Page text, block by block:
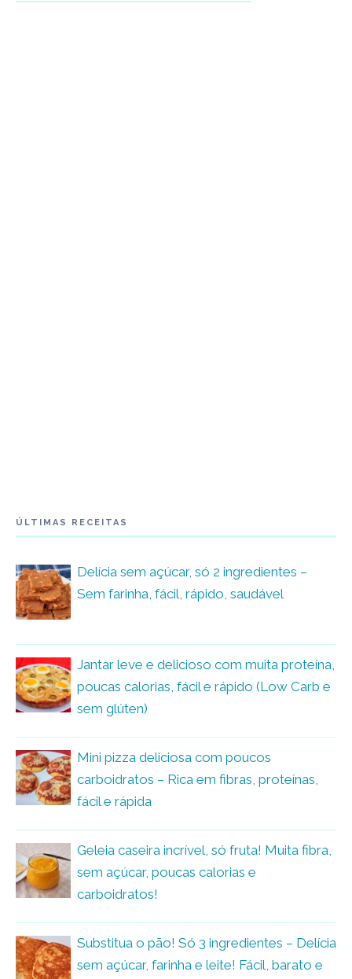
ÚLTIMAS RECEITAS
Delícia sem açúcar, só 2 ingredientes –
Sem farinha, fácil, rápido, saudável
Jantar leve e delicioso com muita proteína,
poucas calorias, fácil e rápido (Low Carb e
sem glúten)
Mini pizza deliciosa com poucos
carboidratos – Rica em fibras, proteínas,
fácil e rápida
Geleia caseira incrível, só fruta! Muita fibra,
sem açúcar, poucas calorias e
carboidratos!
Substitua o pão! Só 3 ingredientes – Delícia
sem açúcar, farinha e leite! Fácil, barato e